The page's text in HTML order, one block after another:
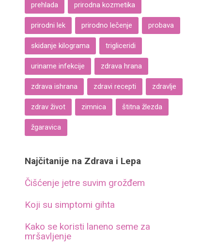
prehlada prirodna kozmetika
prirodni lek prirodno lečenje probava
skidanje kilograma trigliceridi
urinarne infekcije zdrava hrana
zdrava ishrana zdravi recepti zdravlje
zdrav život zimnica štitna žlezda
žgaravica
Najčitanije na Zdrava i Lepa
Čišćenje jetre suvim grožđem
Koji su simptomi gihta
Kako se koristi laneno seme za
mršavljenje